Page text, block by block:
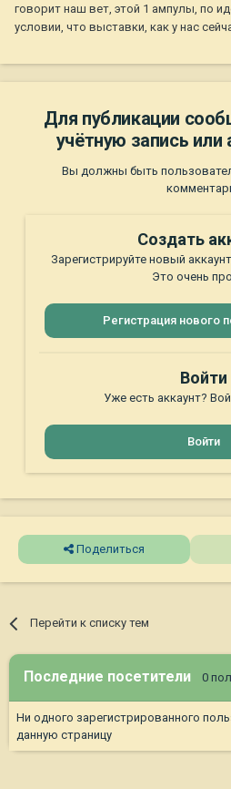
говорит наш вет, этой 1 ампулы, по
условии, что выставки, как у нас
Для публикации
учётную запись или
Вы должны быть
Создать
Зарегистрируйте новый
Это очень
Регистрация нового
Войти
Уже есть аккаунт?
Войти
Поделиться
Перейти к списку тем
Последние посетители 0
Ни одного зарегистрированного
данную страницу